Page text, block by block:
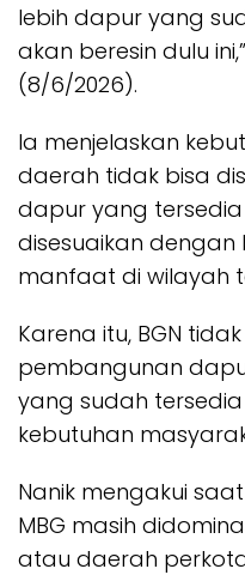
lebih dapur yang
akan beresin dulu
(8/6/2026).
Ia menjelaskan
daerah tidak bisa
dapur yang
disesuaikan
manfaat di wilayah
Karena itu, BGN
pembangunan
yang sudah
kebutuhan
Nanik mengakui
MBG masih
atau daerah